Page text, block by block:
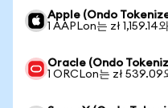
Apple (Ondo
1 AAPLon는 zł 1,159.14
Oracle (Ondo
1 ORCLon는 zł 539.09